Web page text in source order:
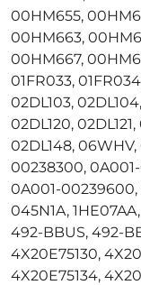
00HM655,
00HM663,
00HM667,
01FR033,
02DL103,
02DL120,
02DL148,
00238300,
0A001-00239600,
045N1A,
492-BBUS, 492-
4X20E75130,
4X20E75134,